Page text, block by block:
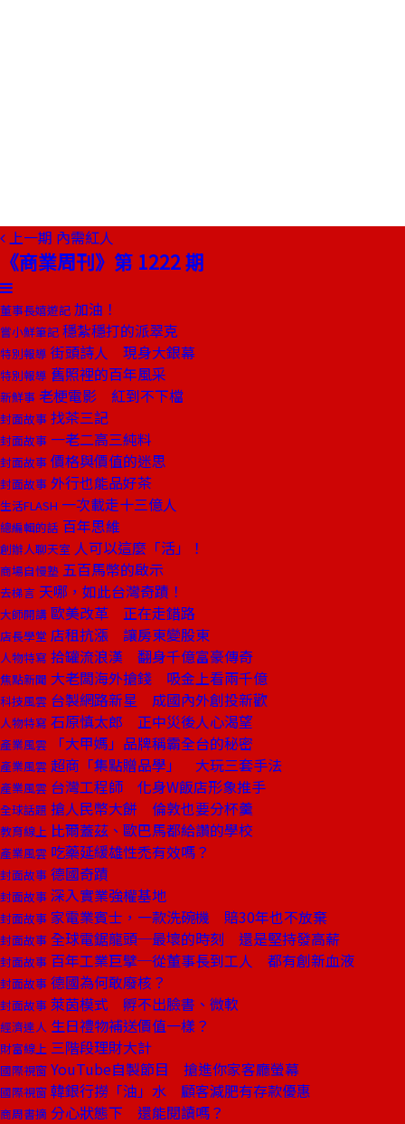
上一期 內需紅人
《商業周刊》第 1222 期
董事長嬉遊記 加油！
嘗小鮮筆記 穩紮穩打的派翠克
特別報導 街頭詩人 現身大銀幕
特別報導 舊照裡的百年風采
新鮮事 老梗電影 紅到不下檔
封面故事 找茶三記
封面故事 一老二高三純料
封面故事 價格與價值的迷思
封面故事 外行也能品好茶
生活FLASH 一次載走十三億人
總編輯的話 百年思維
創辦人聊天室 人可以這麼「活」！
商場自慢塾 五百馬幣的啟示
去梯言 天哪，如此台灣奇蹟！
大師開講 歐美改革 正在走錯路
店長學堂 店租抗漲 讓房東變股東
人物特寫 拾罐流浪漢 翻身千億富豪傳奇
焦點新聞 大老闆海外搶錢 吸金上看兩千億
科技風雲 台製網路新星 成國內外創投新歡
人物特寫 石原慎太郎 正中災後人心渴望
產業風雲 「大甲媽」品牌稱霸全台的秘密
產業風雲 超商「集點贈品學」 大玩三套手法
產業風雲 台灣工程師 化身W飯店形象推手
全球話題 搶人民幣大餅 倫敦也要分杯羹
教育線上 比爾蓋茲、歐巴馬都給讚的學校
產業風雲 吃藥延緩雄性禿有效嗎？
封面故事 德國奇蹟
封面故事 深入實業強權基地
封面故事 家電業賓士，一款洗碗機 賠30年也不放棄
封面故事 全球電鋸龍頭─最壞的時刻 還是堅持發高薪
封面故事 百年工業巨擘─從董事長到工人 都有創新血液
封面故事 德國為何敢廢核？
封面故事 萊茵模式 孵不出臉書、微軟
經濟達人 生日禮物補送價值一樣？
財富線上 三階段理財大計
國際視窗 YouTube自製節目 搶進你家客廳螢幕
國際視窗 韓銀行撈「油」水 顧客減肥有存款優惠
商周書摘 分心狀態下 還能閱讀嗎？